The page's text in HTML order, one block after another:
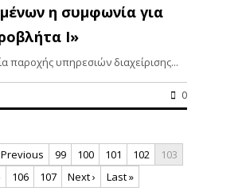
η συμφωνία για
Ι»
παροχής υπηρεσιών διαχείρισης...
0
Previous 99 100 101 102
103
106 107 Next ›
Last »